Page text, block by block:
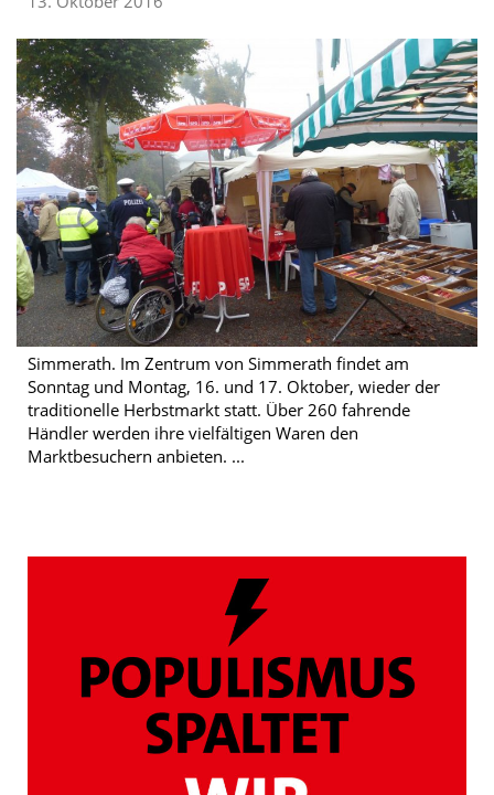
Simmerath. Im Zentrum von Simmerath findet am
Sonntag und Montag, 16. und 17. Oktober, wieder der
traditionelle Herbstmarkt statt. Über 260 fahrende
Händler werden ihre vielfältigen Waren den
Marktbesuchern anbieten. ...